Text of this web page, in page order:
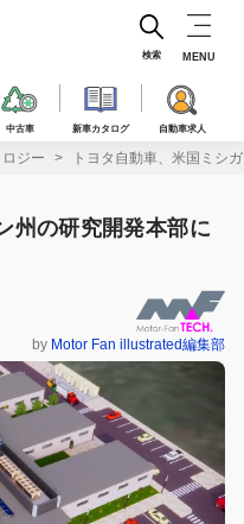
中古車 新車カタログ 自動車求人
検索 MENU
ジー トヨタ自動車、米国ミシ
州の研究開発本部に
by Motor Fan illustrated編集部